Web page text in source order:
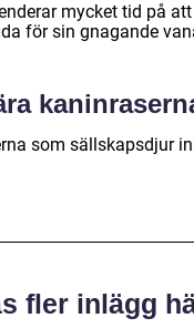
mycket tid på
för sin gnagande
som sällskapsdjur
fler inlägg